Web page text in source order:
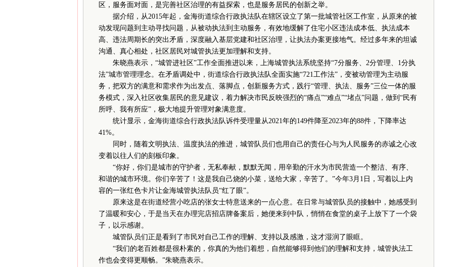
区，服务面对面，是完善社区治理的有益探索，也是服务居民的创新之举。
据介绍，从2015年起，金海街道综合行政执法队在辖区设立了第一批城管社区工作室，从原来的被
动发现问题到主动寻找问题，从被动执法到主动服务，有效地缓解了住宅小区违法成本低、执法成本
高、违法周期长的突出矛盾，深度融入基层党建和社区治理，让执法办案更接地气。经过多年来的坦诚
沟通、真心相处，社区居民对城管执法更加理解和支持。
朱晓燕表示，“城管进社区”工作全面推进以来，上海城管执法系统坚持“7分服务、2分管理、1分执
法”城市管理理念。在矛盾调处中，街道综合行政执法队全面实施“721工作法”，变被动管理为主动服
务，把双方的满意和需求作为出发点、落脚点，创新服务方式，践行“管理、执法、服务”三位一体的服
务模式，深入社区收集居民的意见建议，着力解决市民反映强烈的“痛点”“难点”“堵点”问题，做到“民有
所呼、我有所应”，极大地提升管理对象满意度。
统计显示，金海街道综合行政执法队诉件受理量从2021年的149件降至2023年的88件，下降率达
41%。
同时，随着文明执法、温度执法的推进，城管队员们也用自己的责任心与为人民服务的赤诚之心改
变着以往人们的刻板印象。
“你好，你们是城市的守护者，无私奉献，默默无闻，用辛勤的汗水为市民营造一个整洁、有序、
和谐的城市环境。你们辛苦了！这是我自己烧的小菜，送给大家，辛苦了。”今年3月1日，写着以上内
容的一张红色卡片让金海城管执法队员“红了眼”。
原来这是在街道经营小吃店的张女士特意送来的一点心意。在日常与城管队员的接触中，她感受到
了温暖和安心，于是当天在办理完店招店牌备案后，她便来到中队，悄悄在食堂的桌子上放下了一个袋
子，以示感谢。
城管队员们正是看到了市民对自己工作的理解、支持以及感激，这才湿润了眼眶。
“我们的老百姓都是很朴素的，你真的为他们着想，自然能够得到他们的理解和支持，城管执法工
作也会变得更顺畅。”朱晓燕表示。